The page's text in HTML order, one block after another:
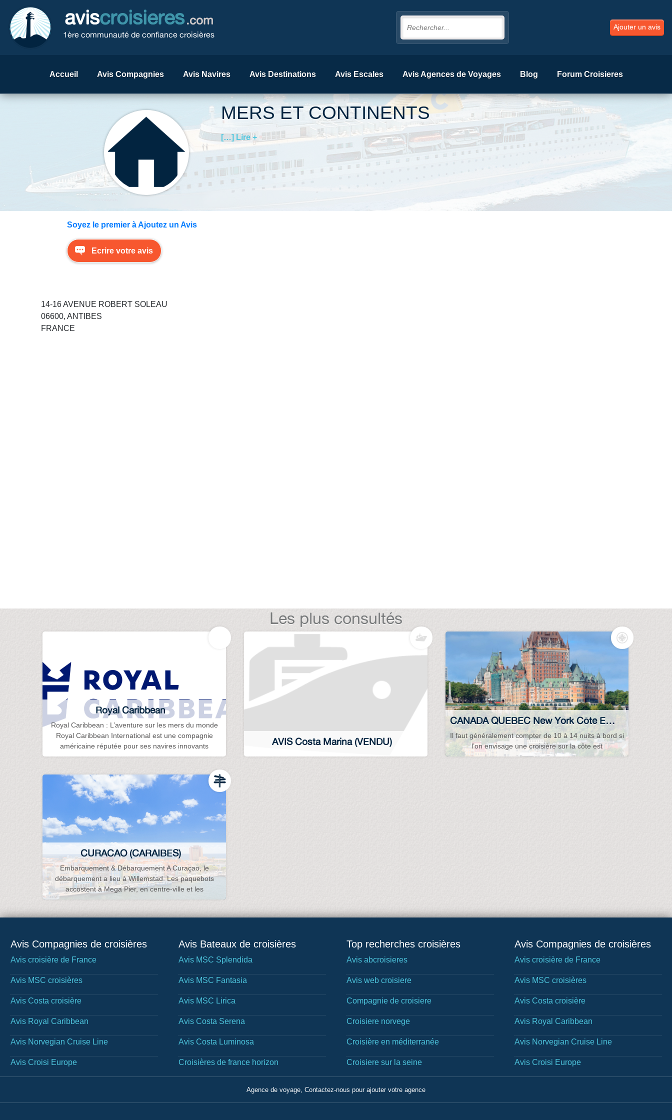
aviscroisieres.com
1ère communauté de confiance croisières
Ajouter un avis
Accueil Avis Compagnies Avis Navires Avis Destinations Avis Escales Avis Agences de Voyages Blog Forum Croisieres
MERS ET CONTINENTS
[…] Lire +
Soyez le premier à Ajoutez un Avis
Ecrire votre avis
14-16 AVENUE ROBERT SOLEAU
06600, ANTIBES
FRANCE
Les plus consultés
Royal Caribbean
Royal Caribbean : L’aventure sur les mers du monde
Royal Caribbean International est une compagnie
américaine réputée pour ses navires innovants
AVIS Costa Marina (VENDU)
CANADA QUEBEC New York Côte Est...
Il faut généralement compter de 10 à 14 nuits à bord si
l’on envisage une croisière sur la côte est
CURACAO (CARAIBES)
Embarquement & Débarquement A Curaçao, le
débarquement a lieu à Willemstad. Les paquebots
accostent à Mega Pier, en centre-ville et les
Avis Compagnies de croisières
Avis croisière de France
Avis MSC croisières
Avis Costa croisière
Avis Royal Caribbean
Avis Norvegian Cruise Line
Avis Croisi Europe
Avis Bateaux de croisières
Avis MSC Splendida
Avis MSC Fantasia
Avis MSC Lirica
Avis Costa Serena
Avis Costa Luminosa
Croisières de france horizon
Top recherches croisières
Avis abcroisieres
Avis web croisiere
Compagnie de croisiere
Croisiere norvege
Croisière en méditerranée
Croisiere sur la seine
Avis Compagnies de croisières
Avis croisière de France
Avis MSC croisières
Avis Costa croisière
Avis Royal Caribbean
Avis Norvegian Cruise Line
Avis Croisi Europe
Agence de voyage, Contactez-nous pour ajouter votre agence